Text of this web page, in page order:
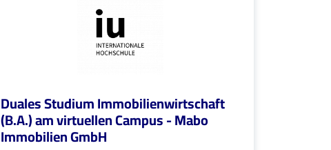
Duales Studium Immobilienwirtschaft
(B.A.) am virtuellen Campus - Mabo
Immobilien GmbH